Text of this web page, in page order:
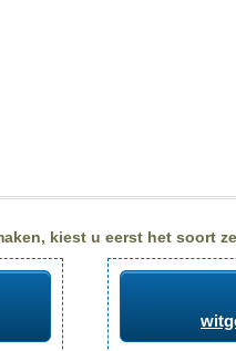
kiest u eerst het soort